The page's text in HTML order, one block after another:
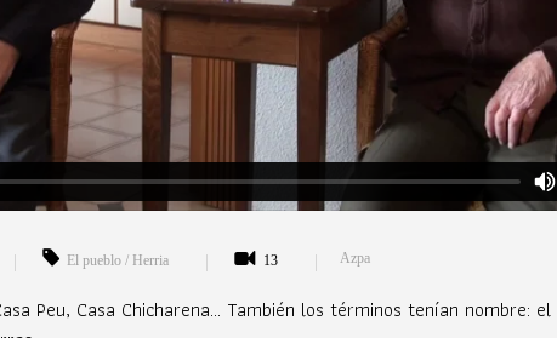
El pueblo / Herria 13 Azpa
Peu, Casa Chicharena... También los términos tenían nombre: el